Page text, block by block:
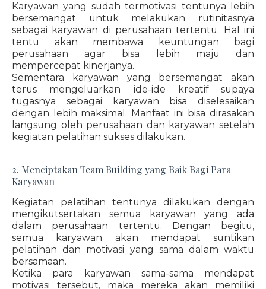
Karyawan yang sudah termotivasi tentunya lebih
bersemangat untuk melakukan rutinitasnya
sebagai karyawan di perusahaan tertentu. Hal ini
tentu akan membawa keuntungan bagi
perusahaan agar bisa lebih maju dan
mempercepat kinerjanya.
Sementara karyawan yang bersemangat akan
terus mengeluarkan ide-ide kreatif supaya
tugasnya sebagai karyawan bisa diselesaikan
dengan lebih maksimal. Manfaat ini bisa dirasakan
langsung oleh perusahaan dan karyawan setelah
kegiatan pelatihan sukses dilakukan.
2. Menciptakan Team Building yang Baik Bagi Para
Karyawan
Kegiatan pelatihan tentunya dilakukan dengan
mengikutsertakan semua karyawan yang ada
dalam perusahaan tertentu. Dengan begitu,
semua karyawan akan mendapat suntikan
pelatihan dan motivasi yang sama dalam waktu
bersamaan.
Ketika para karyawan sama-sama mendapat
motivasi tersebut, maka mereka akan memiliki